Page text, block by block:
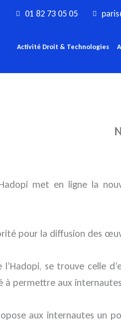
01 82 73 05 05
Activité Droit & Technologies
met en ligne la
pour la diffusion des
l’Hadopi, se trouve celle
à permettre aux
aux internautes un